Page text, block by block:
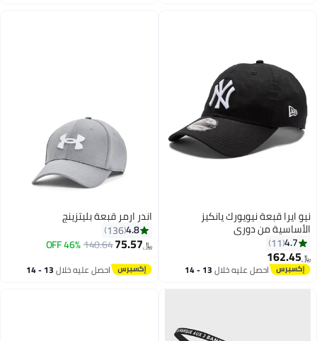
نيو ايرا قبعة نيويورك يانكيز
الأساسية من دوري
4.7
11
﷼‏162.45
احصل عليه خلال 13 - 14
اغسطس
اندر ارمر قبعة بليتزينج
4.8
136
﷼‏75.57
140.64
46% OFF
احصل عليه خلال 13 - 14
اغسطس